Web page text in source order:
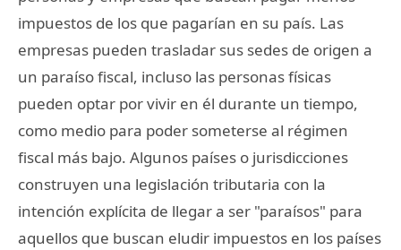
impuestos de los que pagarían en su país. Las
empresas pueden trasladar sus sedes de origen a
un paraíso fiscal, incluso las personas físicas
pueden optar por vivir en él durante un tiempo,
como medio para poder someterse al régimen
fiscal más bajo. Algunos países o jurisdicciones
construyen una legislación tributaria con la
intención explícita de llegar a ser "paraísos" para
aquellos que buscan eludir impuestos en los países